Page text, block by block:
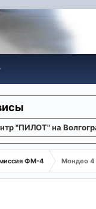
"ПИЛОТ" на
ФМ-4 Мондео 4